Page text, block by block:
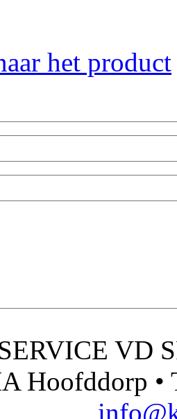
het product
VD
Hoofddorp •